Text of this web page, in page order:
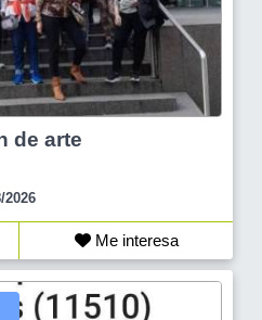
de arte
2026
Me interesa